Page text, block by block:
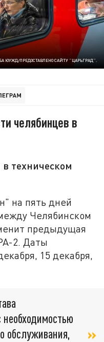
ЮУЖД/ПРЕДОСТАВЛЕНО САЙТУ "ЦАРЬГРАД".
челябинцев в
техническом
на пять дней
Челябинском
предыдущая
2. Даты
15 декабря,
необходимостью
обслуживания,